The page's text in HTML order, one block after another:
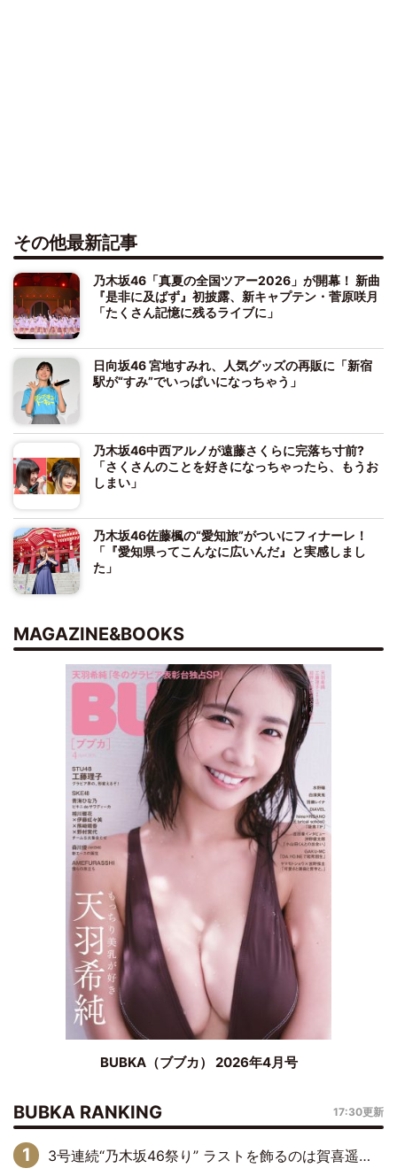
その他最新記事
乃木坂46「真夏の全国ツアー2026」が開幕！ 新曲
『是非に及ばず』初披露、新キャプテン・菅原咲月
「たくさん記憶に残るライブに」
日向坂46 宮地すみれ、人気グッズの再販に「新宿
駅が“すみ”でいっぱいになっちゃう」
乃木坂46中西アルノが遠藤さくらに完落ち寸前?
「さくさんのことを好きになっちゃったら、もうお
しまい」
乃木坂46佐藤楓の“愛知旅”がついにフィナーレ！
「『愛知県ってこんなに広いんだ』と実感しまし
た」
MAGAZINE&BOOKS
BUBKA（ブブカ） 2026年4月号
BUBKA RANKING 17:30更新
3号連続“乃木坂46祭り” ラストを飾るのは賀喜遥香…5年ぶりの登場に「5年分大人になった私を見ていただけたら」